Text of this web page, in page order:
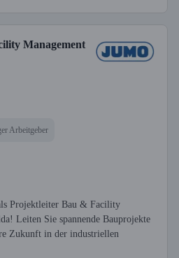
Management
Arbeitgeber
Projektleiter Bau & Facility
Leiten Sie spannende Bauprojekte
Zukunft in der industriellen